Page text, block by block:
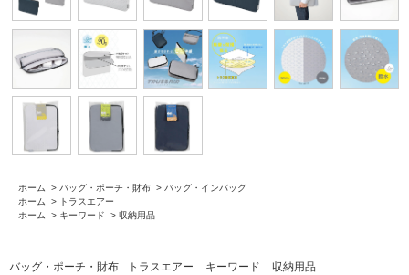
ホーム > バッグ・ポーチ・財布 > バッグ・インバッグ
ホーム
>
トラスエアー
ホーム
> キーワード > 収納用品
バッグ・ポーチ・財布 トラスエアー キーワード 収納用品